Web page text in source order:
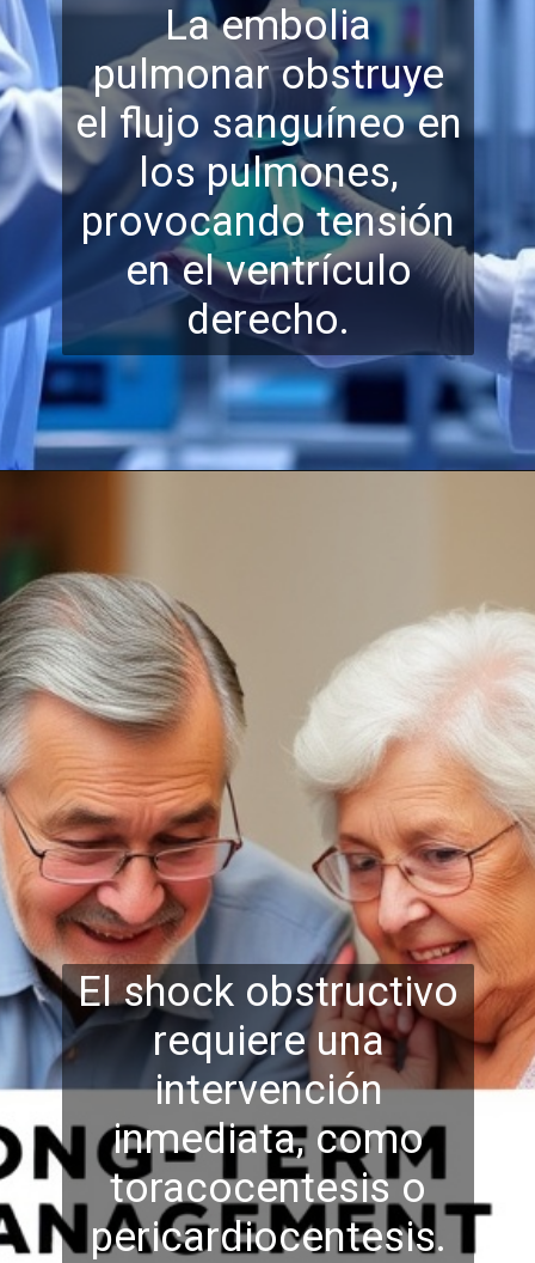
La embolia
pulmonar obstruye
el flujo sanguíneo en
los pulmones,
provocando tensión
enel ventrículo
derecho.
El shock obstructivo
requiere una
intervención
inmediata, como
toracocentesis o
pericardiocentesis.